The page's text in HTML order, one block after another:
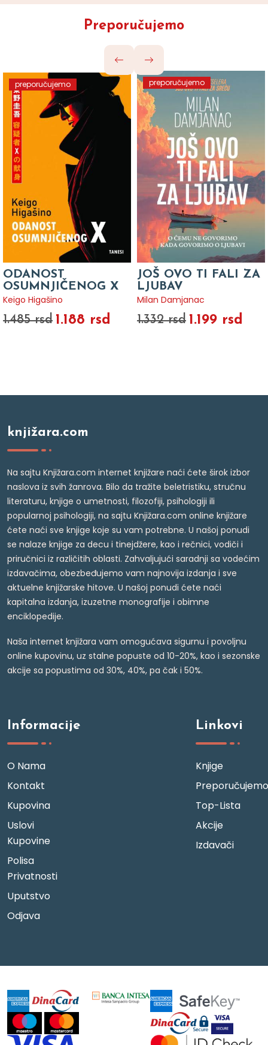
Preporučujemo
preporučujemo
ODANOST
OSUMNJIČENOG X
Keigo Higašino
1.485 rsd 1.188 rsd
preporučujemo
JOŠ OVO TI FALI ZA
LJUBAV
Milan Damjanac
1.332 rsd 1.199 rsd
knjižara.com
Na sajtu Knjižara.com internet knjižare naći ćete širok izbor
naslova iz svih žanrova. Bilo da tražite beletristiku, stručnu
literaturu, knjige o umetnosti, filozofiji, psihologiji ili
popularnoj psihologiji, na sajtu Knjižara.com online knjižare
ćete naći sve knjige koje su vam potrebne. U našoj ponudi
se nalaze knjige za decu i tinejdžere, kao i rečnici, vodiči i
priručnici iz različitih oblasti. Zahvaljujući saradnji sa vodećim
izdavačima, obezbeđujemo vam najnovija izdanja i sve
aktuelne knjižarske hitove. U našoj ponudi ćete naći
kapitalna izdanja, izuzetne monografije i obimne
enciklopedije.
Naša internet knjižara vam omogućava sigurnu i povoljnu
online kupovinu, uz stalne popuste od 10-20%, kao i sezonske
akcije sa popustima od 30%, 40%, pa čak i 50%.
Informacije
O Nama
Kontakt
Kupovina
Uslovi
Kupovine
Polisa
Privatnosti
Uputstvo
Odjava
Linkovi
Knjige
Preporučujemo
Top-Lista
Akcije
Izdavači